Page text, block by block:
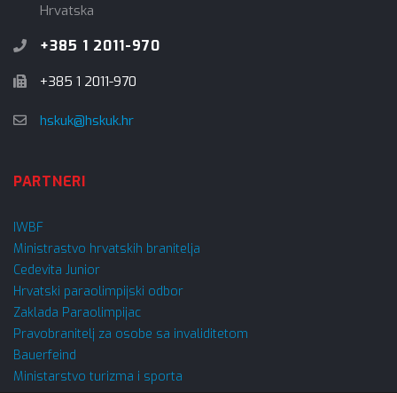
Hrvatska
+385 1 2011-970
+385 1 2011-970
hskuk@hskuk.hr
PARTNERI
IWBF
Ministrastvo hrvatskih branitelja
Cedevita Junior
Hrvatski paraolimpijski odbor
Zaklada Paraolimpijac
Pravobranitelj za osobe sa invaliditetom
Bauerfeind
Ministarstvo turizma i sporta